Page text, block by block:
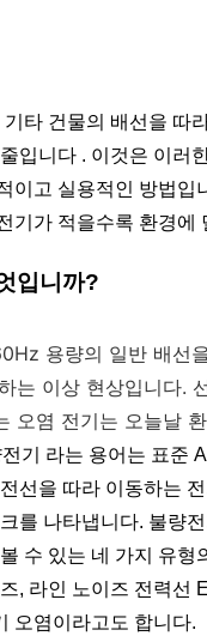
타 건물의 배선을 따
입니다 . 이것은 이러
이고 실용적인 방법입
기가 적을수록 환경에
입니까?
용량의 일반 배선
는 이상 현상입니다.
오염 전기는 오늘날
기 라는 용어는 표준
선을 따라 이동하는
를 나타냅니다. 불량
수 있는 네 가지 유형
, 라인 노이즈 전력선
오염이라고도 합니다.